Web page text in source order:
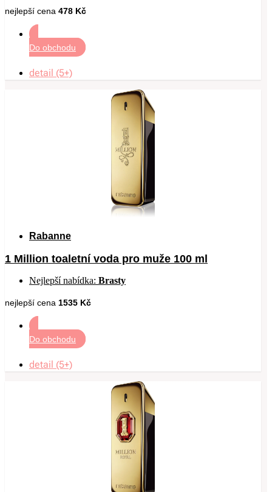
nejlepší cena 478 Kč
Do obchodu
detail (5+)
Rabanne
1 Million toaletní voda pro muže 100 ml
Nejlepší nabídka: Brasty
nejlepší cena 1535 Kč
Do obchodu
detail (5+)